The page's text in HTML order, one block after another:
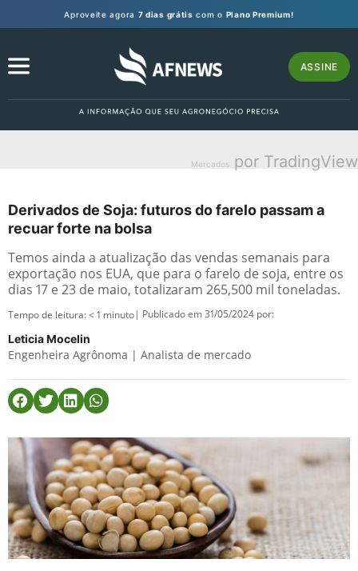
Aproveite agora 7 dias grátis com o Plano Premium!
ASSINE
Mercados por TradingView
Derivados de Soja: futuros do farelo passam a
recuar forte na bolsa
Temos ainda a atualização das vendas semanais para
exportação nos EUA, que para o farelo de soja, entre os
dias 17 e 23 de maio, totalizaram 265,500 mil toneladas.
Tempo de leitura:< 1 minuto| Publicado em 31/05/2024 por:
Leticia Mocelin
Engenheira Agrônoma | Analista de mercado